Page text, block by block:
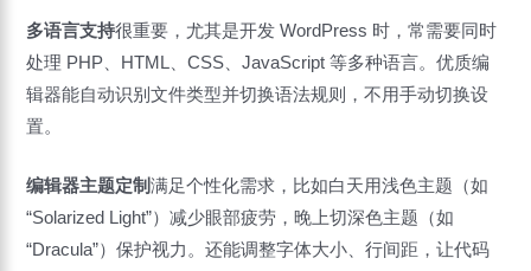
多语言支持很重要，尤其是开发 WordPress 时，常需要同时
处理 PHP、HTML、CSS、JavaScript 等多种语言。优质编
辑器能自动识别文件类型并切换语法规则，不用手动切换设
置。
编辑器主题定制满足个性化需求，比如白天用浅色主题（如
“Solarized Light”）减少眼部疲劳，晚上切深色主题（如
“Dracula”）保护视力。还能调整字体大小、行间距，让代码